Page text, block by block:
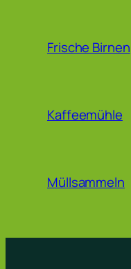
Frische Birnen
Kaffeemühle
Müllsammeln